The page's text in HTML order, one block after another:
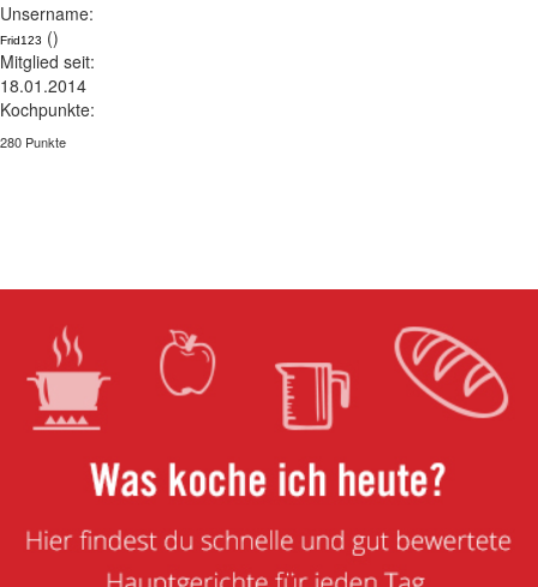
Unsername:
Frid123 ()
Mitglied seit:
18.01.2014
Kochpunkte:
280 Punkte